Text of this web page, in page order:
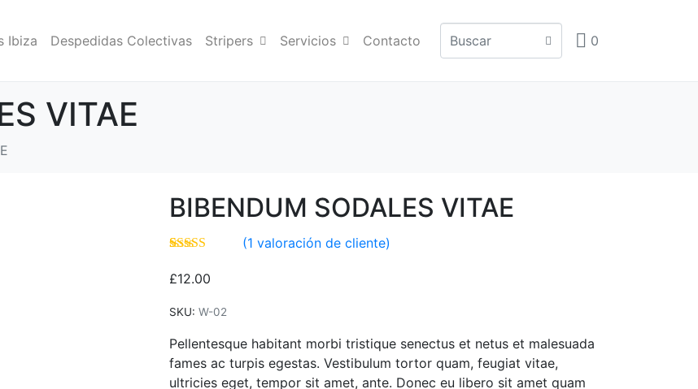
Ibiza Despedidas Colectivas Stripers Servicios Contacto 0
VITAE
BIBENDUM SODALES VITAE
5.00 de 5 en
base a
un cliente
(1 valoración de cliente)
£12.00
SKU: W-02
Pellentesque habitant morbi tristique senectus et netus et malesuada
fames ac turpis egestas. Vestibulum tortor quam, feugiat vitae,
ultricies eget, tempor sit amet, ante. Donec eu libero sit amet quam